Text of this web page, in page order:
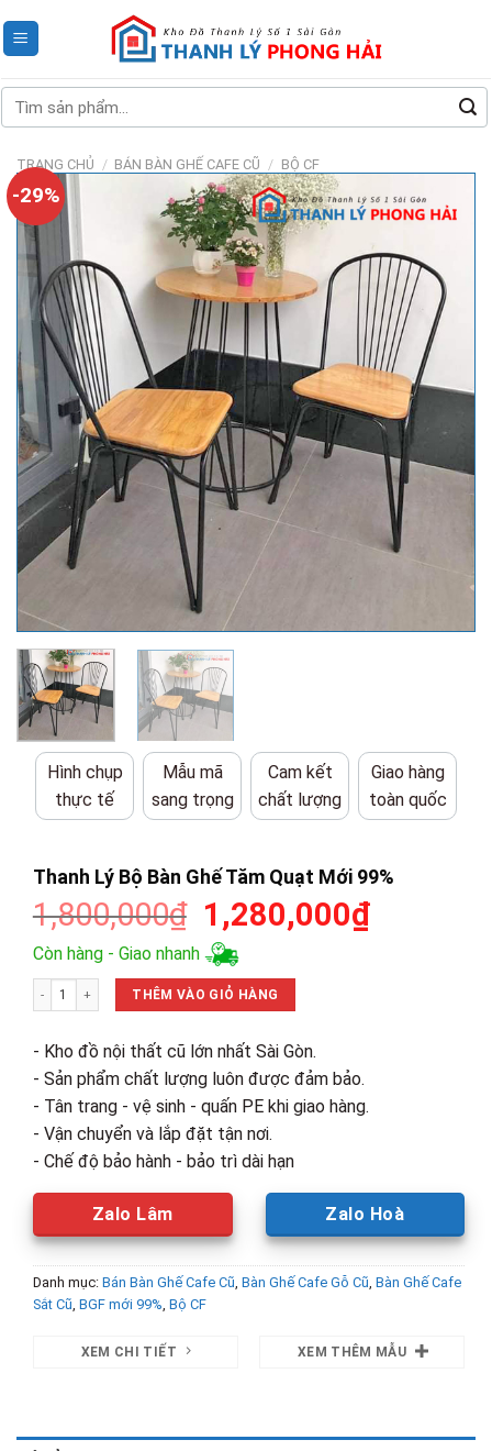
to
Tìm
kiếm:
TRANG CHỦ / BÁN BÀN GHẾ CAFE CŨ / BỘ CF
-29%
Hình chụp
thực tế
Mẫu mã
sang trọng
Cam kết
chất lượng
Giao hàng
toàn quốc
Thanh Lý Bộ Bàn Ghế Tăm Quạt Mới 99%
1,800,000₫ Giá
gốc
là:
1,800,000₫.
1,280,000₫Giá
Còn hàng - Giao nhanh
Thanh Lý Bộ Bàn Ghế Tăm Quạt Mới 99% số lượng
THÊM VÀO GIỎ HÀNG
- Kho đồ nội thất cũ lớn nhất Sài Gòn.
- Sản phẩm chất lượng luôn được đảm bảo.
- Tân trang - vệ sinh - quấn PE khi giao hàng.
- Vận chuyển và lắp đặt tận nơi.
- Chế độ bảo hành - bảo trì dài hạn
Zalo Lâm Zalo Hoà
Danh mục: Bán Bàn Ghế Cafe Cũ, Bàn Ghế Cafe Gỗ Cũ, Bàn Ghế Cafe
Sắt Cũ, BGF mới 99%, Bộ CF
XEM CHI TIẾT XEM THÊM MẪU